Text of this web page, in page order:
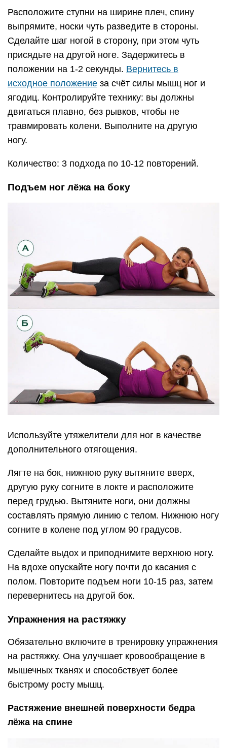
Расположите ступни на ширине плеч, спину
выпрямите, носки чуть разведите в стороны.
Сделайте шаг ногой в сторону, при этом чуть
присядьте на другой ноге. Задержитесь в
положении на 1-2 секунды. Вернитесь в
исходное положение за счёт силы мышц ног и
ягодиц. Контролируйте технику: вы должны
двигаться плавно, без рывков, чтобы не
травмировать колени. Выполните на другую
ногу.
Количество: 3 подхода по 10-12 повторений.
Подъем ног лёжа на боку
Используйте утяжелители для ног в качестве
дополнительного отягощения.
Лягте на бок, нижнюю руку вытяните вверх,
другую руку согните в локте и расположите
перед грудью. Вытяните ноги, они должны
составлять прямую линию с телом. Нижнюю ногу
согните в колене под углом 90 градусов.
Сделайте выдох и приподнимите верхнюю ногу.
На вдохе опускайте ногу почти до касания с
полом. Повторите подъем ноги 10-15 раз, затем
перевернитесь на другой бок.
Упражнения на растяжку
Обязательно включите в тренировку упражнения
на растяжку. Она улучшает кровообращение в
мышечных тканях и способствует более
быстрому росту мышц.
Растяжение внешней поверхности бедра
лёжа на спине